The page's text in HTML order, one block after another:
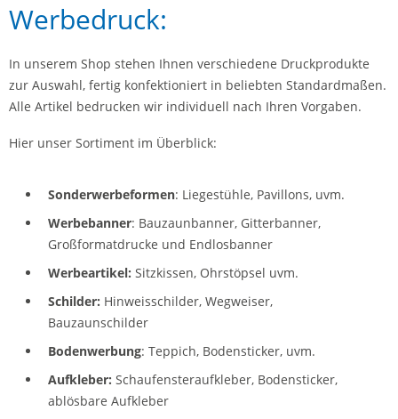
Werbedruck:
In unserem Shop stehen Ihnen verschiedene Druckprodukte
zur Auswahl, fertig konfektioniert in beliebten Standardmaßen.
Alle Artikel bedrucken wir individuell nach Ihren Vorgaben.
Hier unser Sortiment im Überblick:
Sonderwerbeformen: Liegestühle, Pavillons, uvm.
Werbebanner: Bauzaunbanner, Gitterbanner,
Großformatdrucke und Endlosbanner
Werbeartikel: Sitzkissen, Ohrstöpsel uvm.
Schilder: Hinweisschilder, Wegweiser,
Bauzaunschilder
Bodenwerbung: Teppich, Bodensticker, uvm.
Aufkleber: Schaufensteraufkleber, Bodensticker,
ablösbare Aufkleber